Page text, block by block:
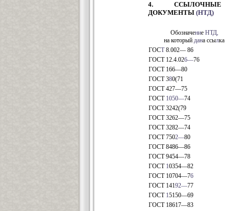
4. ССЫЛОЧНЫЕ
ДОКУМЕНТЫ (НТД)
Обозначение НТД,
на который дана ссылка
ГОСТ8.002— 86
ГОСТ 12.4.026—76
ГОСТ 166—80
ГОСТ 380(71
ГОСТ 427—75
ГОСТ 1050—74
ГОСТ 3242(79
ГОСТ 3262—75
ГОСТ 3282—74
ГОСТ 7502—80
ГОСТ 8486—86
ГОСТ 9454—78
ГОСТ 10354—82
ГОСТ 10704—76
ГОСТ 14192—77
ГОСТ 15150—69
ГОСТ 18617—83